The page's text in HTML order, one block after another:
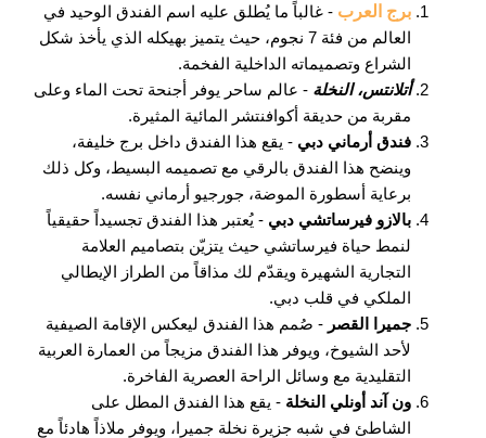
برج العرب - غالباً ما يُطلق عليه اسم الفندق الوحيد في
العالم من فئة 7 نجوم، حيث يتميز بهيكله الذي يأخذ شكل
الشراع وتصميماته الداخلية الفخمة.
أتلانتس، النخلة - عالم ساحر يوفر أجنحة تحت الماء وعلى
مقربة من حديقة أكوافنتشر المائية المثيرة.
فندق أرماني دبي - يقع هذا الفندق داخل برج خليفة،
وينضح هذا الفندق بالرقي مع تصميمه البسيط، وكل ذلك
برعاية أسطورة الموضة، جورجيو أرماني نفسه.
بالازو فيرساتشي دبي - يُعتبر هذا الفندق تجسيداً حقيقياً
لنمط حياة فيرساتشي حيث يتزيّن بتصاميم العلامة
التجارية الشهيرة ويقدّم لك مذاقاً من الطراز الإيطالي
الملكي في قلب دبي.
جميرا القصر - صُمم هذا الفندق ليعكس الإقامة الصيفية
لأحد الشيوخ، ويوفر هذا الفندق مزيجاً من العمارة العربية
التقليدية مع وسائل الراحة العصرية الفاخرة.
ون آند أونلي النخلة - يقع هذا الفندق المطل على
الشاطئ في شبه جزيرة نخلة جميرا، ويوفر ملاذاً هادئاً مع